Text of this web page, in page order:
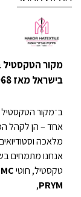
מקור הטקסטיל
בישראל מאז 1968
ב־מקור
אחד – הן לקהל
מלאכה
אנחנו מתמחים
טקסטיל, חוטי
PRYM
,